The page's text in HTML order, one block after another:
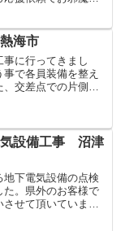
様のニーズがただ
ービ...
海市
に行ってきまし
で各員装備を整え
交差点での片側交
、やはり重機は迫力
ました。
気設備工事 沼津
地下電気設備の点検
た。県外のお客様で
せて頂いていま